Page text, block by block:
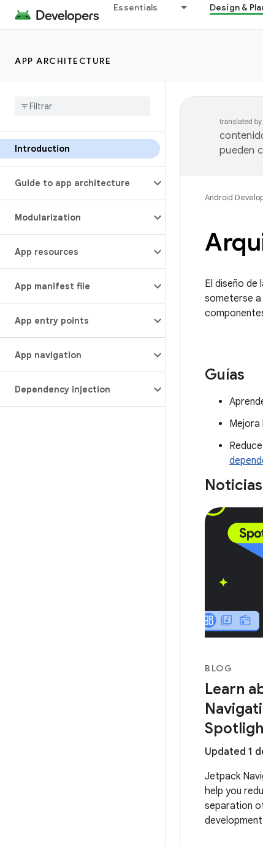
Essentials Design &
APP ARCHITECTURE
Introduction
Guide to app architecture
Modularization
App resources
App manifest file
App entry points
App navigation
Dependency injection
pueden
Android
El diseño de
someterse a
Guías
Mejora
BLOG
Learn
Updated 1
Jetpack
help you
separation